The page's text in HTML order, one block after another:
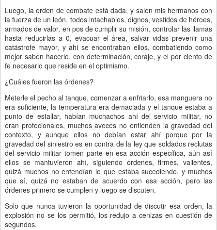
Luego, la orden de combate está dada, y salen mis hermanos con
la fuerza de un león, todos intachables, dignos, vestidos de héroes,
armados de valor, en pos de cumplir su misión, controlar las llamas
hasta reducirlas a 0, evacuar el área, salvar vidas prevenir una
catástrofe mayor, y ahí se encontraban ellos, combatiendo como
mejor saben hacerlo, con determinación, coraje, y el por ciento de
fe necesario que reside en el optimismo.
¿Cuáles fueron las órdenes?
Meterle el pecho al tanque, comenzar a enfriarlo, esa manguera no
era suficiente, la temperatura era demaciada y el tanque estaba a
punto de estallar, habían muchachos ahí del servicio militar, no
eran profecionales, muchos aveces no entienden la gravedad del
contexto, y aunque ellos no debían estar ahí porque por la
gravedad del siniestro es en contra de la ley que soldados reclutas
del servicio militar tomen parte en esa acción específica, aún así
ellos se mantuvieron ahí, siguiendo órdenes, firmes, valientes,
quizá muchos no entendían lo que estaba sucediendo, y muchos
que sí, quizá no estaban de acuerdo con esa acción, pero las
órdenes primero se cumplen y luego se discuten.
Solo que nunca tuvieron la oportunidad de discutir esa orden, la
explosión no se los permitió, los redujo a cenizas en cuestión de
segundos.